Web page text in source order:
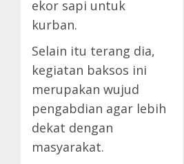
ekor sapi untuk
kurban.
Selain itu terang dia,
kegiatan baksos ini
merupakan wujud
pengabdian agar lebih
dekat dengan
masyarakat.